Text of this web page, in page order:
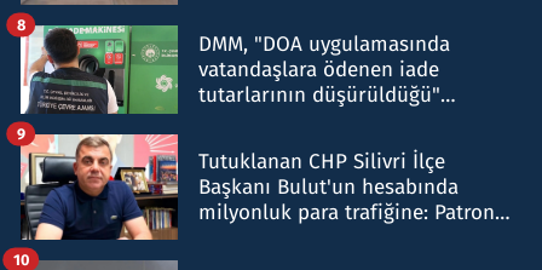
DMM, "DOA uygulamasında
vatandaşlara ödenen iade
tutarlarının düşürüldüğü"
8
Tutuklanan CHP Silivri İlçe
Başkanı Bulut'un hesabında
milyonluk para trafiğine: Patron
9
10